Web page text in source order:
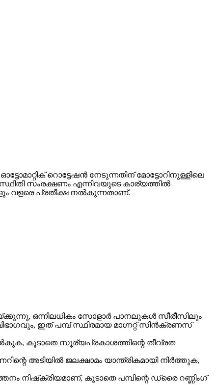
റൊട്ടേഷൻ നേടുന്നതിന് മോട്ടോറിനുള്ളിലെ
സംരക്ഷണം എന്നിവയുടെ കാര്യത്തിൽ
വളരെ പ്രതീക്ഷ നൽകുന്നതാണ്.
ഒന്നിലധികം സോളാർ പാനലുകൾ സീരീസിലും
ഇത് പമ്പ് സ്ഥിരമായ മാഗ്നറ്റ് സിൻക്രണസ്
കൂടാതെ സൂര്യപ്രകാശത്തിന്റെ തീവ്രത
അടിയിൽ ജലക്ഷാമം യാന്ത്രികമായി നിർത്തുക,
നിഷ്‌ക്രിയമാണ്, കൂടാതെ പമ്പിന്റെ ഡ്രൈ റണ്ണിംഗ്